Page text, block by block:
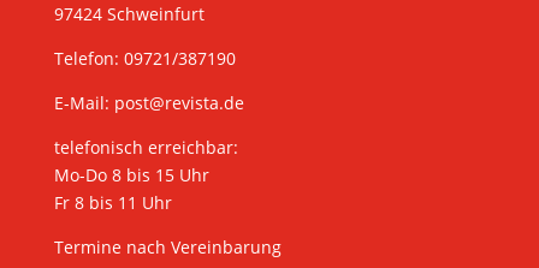
97424 Schweinfurt
Telefon: 09721/387190
E-Mail: post@revista.de
telefonisch erreichbar:
Mo-Do 8 bis 15 Uhr
Fr 8 bis 11 Uhr
Termine nach Vereinbarung